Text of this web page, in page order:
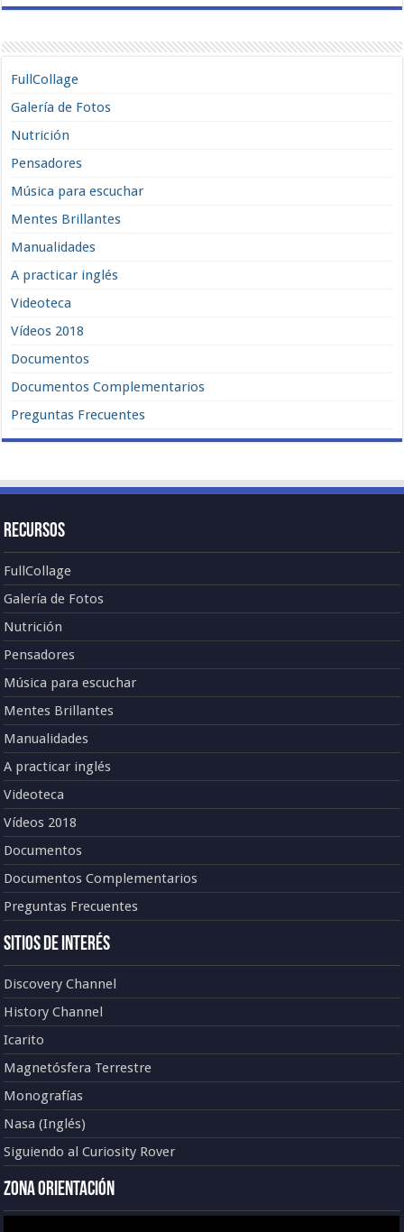
FullCollage
Galería de Fotos
Nutrición
Pensadores
Música para escuchar
Mentes Brillantes
Manualidades
A practicar inglés
Videoteca
Vídeos 2018
Documentos
Documentos Complementarios
Preguntas Frecuentes
Recursos
FullCollage
Galería de Fotos
Nutrición
Pensadores
Música para escuchar
Mentes Brillantes
Manualidades
A practicar inglés
Videoteca
Vídeos 2018
Documentos
Documentos Complementarios
Preguntas Frecuentes
Sitios de Interés
Discovery Channel
History Channel
Icarito
Magnetósfera Terrestre
Monografías
Nasa (Inglés)
Siguiendo al Curiosity Rover
Zona Orientación